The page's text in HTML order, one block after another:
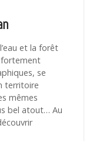
et la forêt
fortement
se
territoire
mêmes
bel atout… Au